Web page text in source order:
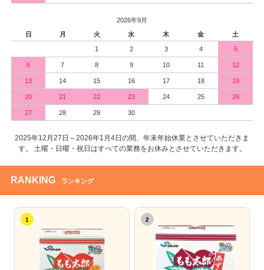
2026年9月
日
月 火 水 木 金 土
1 2 3 4 5
6 7 8 9 10 11 12
13 14 15 16 17 18 19
20 21 22 23 24 25 26
27 28 29 30
2025年12月27日～2026年1月4日の間、年末年始休業とさせていただきま
す。 土曜・日曜・祝日はすべての業務をお休みとさせていただきます。
RANKING ランキング
1 2